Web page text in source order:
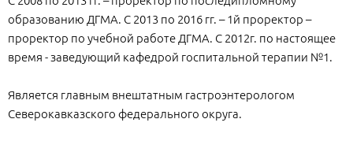
образованию ДГМА. С 2013 по 2016 гг. – 1й проректор –
проректор по учебной работе ДГМА. С 2012г. по настоящее
время - заведующий кафедрой госпитальной терапии №1.
Является главным внештатным гастроэнтерологом
Северокавказского федерального округа.